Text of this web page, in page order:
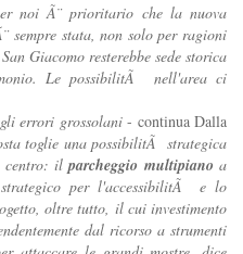
noi Ã¨ prioritario che la nuova
sempre stata, non solo per ragioni
Giacomo resterebbe sede storica
Le possibilitÃ nell'area ci
errori grossolani- continua Dalla
toglie una possibilitÃ strategica
centro: ilparcheggio multipiano a
per l'accessibilitÃ e lo
oltre tutto, il cui investimento
dal ricorso a strumenti